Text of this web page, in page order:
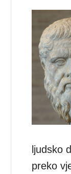
ljudsko
preko